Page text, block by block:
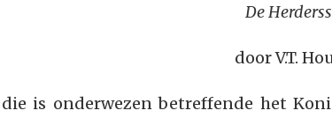
De
door V.T.
die is onderwezen betreffende het